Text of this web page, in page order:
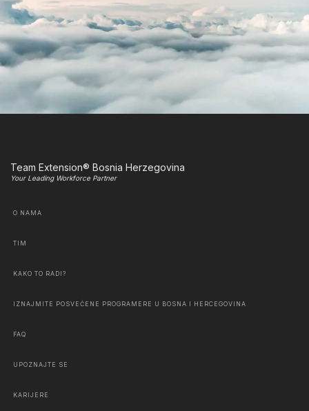
Team Extension® Bosnia Herzegovina
Your Leading Workforce Partner
O NAMA
TIM
KAKO TO RADI?
IZNAJMITE POSVEĆENE PROGRAMERE U BOSNA I HERCEGOVINA
FAQ
UPOZNAJTE SE
KARIJERE